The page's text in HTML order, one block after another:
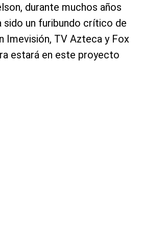
durante muchos años
sido un furibundo crítico de
Imevisión, TV Azteca y Fox
estará en este proyecto